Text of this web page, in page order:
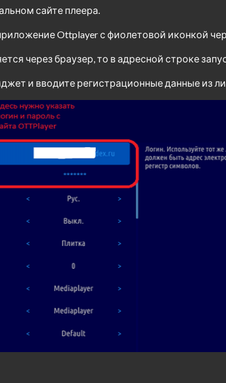
сайте плеера.
Ottplayer с фиолетовой иконкой
через браузер, то в адресной строке
и вводите регистрационные данные из